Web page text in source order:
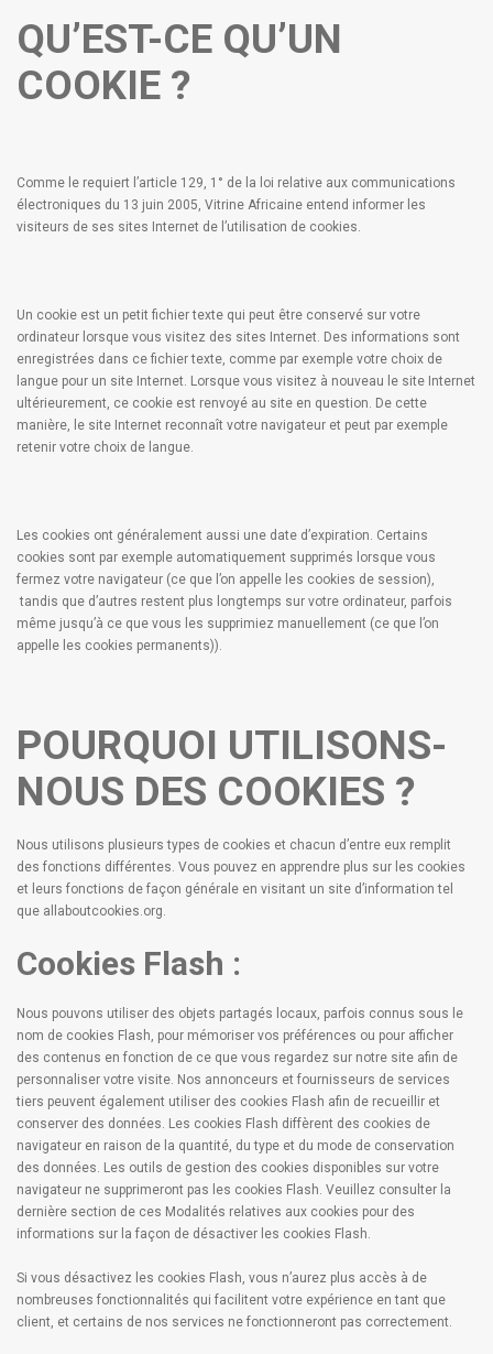
QU’EST-CE QU’UN
COOKIE ?
Comme le requiert l’article 129, 1° de la loi relative aux communications
électroniques du 13 juin 2005, Vitrine Africaine entend informer les
visiteurs de ses sites Internet de l’utilisation de cookies.
Un cookie est un petit fichier texte qui peut être conservé sur votre
ordinateur lorsque vous visitez des sites Internet. Des informations sont
enregistrées dans ce fichier texte, comme par exemple votre choix de
langue pour un site Internet. Lorsque vous visitez à nouveau le site Internet
ultérieurement, ce cookie est renvoyé au site en question. De cette
manière, le site Internet reconnaît votre navigateur et peut par exemple
retenir votre choix de langue.
Les cookies ont généralement aussi une date d’expiration. Certains
cookies sont par exemple automatiquement supprimés lorsque vous
fermez votre navigateur (ce que l’on appelle les cookies de session),
tandis que d’autres restent plus longtemps sur votre ordinateur, parfois
même jusqu’à ce que vous les supprimiez manuellement (ce que l’on
appelle les cookies permanents)).
POURQUOI UTILISONS-
NOUS DES COOKIES ?
Nous utilisons plusieurs types de cookies et chacun d’entre eux remplit
des fonctions différentes. Vous pouvez en apprendre plus sur les cookies
et leurs fonctions de façon générale en visitant un site d’information tel
que allaboutcookies.org.
Cookies Flash :
Nous pouvons utiliser des objets partagés locaux, parfois connus sous le
nom de cookies Flash, pour mémoriser vos préférences ou pour afficher
des contenus en fonction de ce que vous regardez sur notre site afin de
personnaliser votre visite. Nos annonceurs et fournisseurs de services
tiers peuvent également utiliser des cookies Flash afin de recueillir et
conserver des données. Les cookies Flash diffèrent des cookies de
navigateur en raison de la quantité, du type et du mode de conservation
des données. Les outils de gestion des cookies disponibles sur votre
navigateur ne supprimeront pas les cookies Flash. Veuillez consulter la
dernière section de ces Modalités relatives aux cookies pour des
informations sur la façon de désactiver les cookies Flash.
Si vous désactivez les cookies Flash, vous n’aurez plus accès à de
nombreuses fonctionnalités qui facilitent votre expérience en tant que
client, et certains de nos services ne fonctionneront pas correctement.